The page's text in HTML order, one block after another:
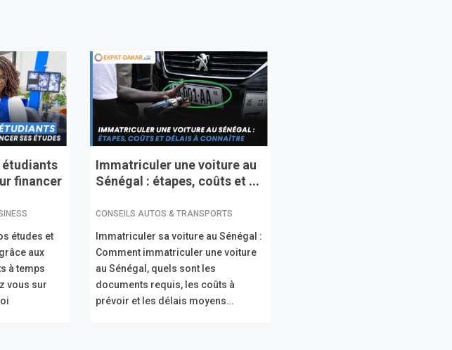
étudiants
financer
études et
aux
à temps
vous sur
Immatriculer une voiture au
Sénégal : étapes, coûts et ...
CONSEILS AUTOS & TRANSPORTS
Immatriculer sa voiture au Sénégal :
Comment immatriculer une voiture
au Sénégal, quels sont les
documents requis, les coûts à
prévoir et les délais moyens…